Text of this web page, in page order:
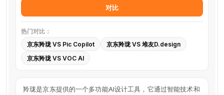
具
对比
热门对比：
京东羚珑 VS Pic Copilot
京东羚珑 VS 堆友D.design
京东羚珑 VS VOC AI
羚珑是京东提供的一个多功能AI设计工具，它通过智能技术和